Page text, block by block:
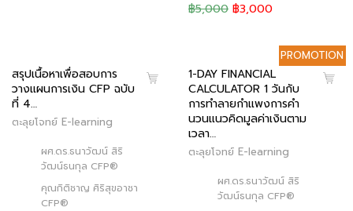
฿5,000 ฿3,000
สรุปเนื้อหาเพื่อสอบการ
วางแผนการเงิน CFP ฉบับ
ที่ 4…
ตะลุยโจทย์ E-learning
ผศ.ดร.ธนาวัฒน์ สิริ
วัฒน์ธนกุล CFP®
คุณกิติชาญ ศิริสุขอาชา
CFP®
PROMOTION
1-DAY FINANCIAL
CALCULATOR 1 วันกับ
การทำลายกำแพงการคำ
นวนแนวคิดมูลค่าเงินตาม
เวลา…
ตะลุยโจทย์ E-learning
ผศ.ดร.ธนาวัฒน์ สิริ
วัฒน์ธนกุล CFP®